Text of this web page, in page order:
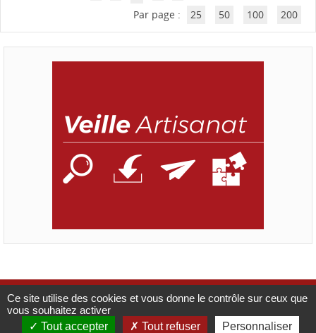
Par page :
25 50 100 200
Mentions légales Catalogue CMA France
Ce site utilise des cookies et vous donne le contrôle sur ceux que
vous souhaitez activer
Tout accepter
Tout refuser Personnaliser